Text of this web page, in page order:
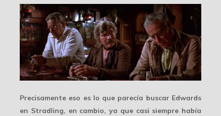
Precisamente eso es lo que parecía buscar Edwards
en Stradling, en cambio, ya que casi siempre había